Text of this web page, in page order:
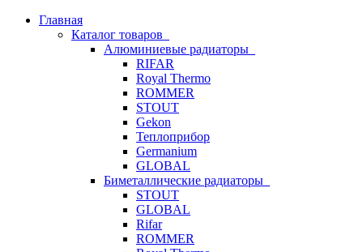
Главная
Каталог товаров
Алюминиевые радиаторы
RIFAR
Royal Thermo
ROMMER
STOUT
Gekon
Теплоприбор
Germanium
GLOBAL
Биметаллические радиаторы
STOUT
GLOBAL
Rifar
ROMMER